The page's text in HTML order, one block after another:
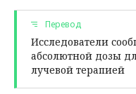
Перевод
Исследователи
абсолютной дозы
лучевой терапией